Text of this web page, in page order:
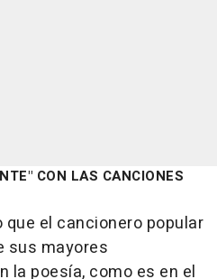
CON LAS CANCIONES
el cancionero popular
sus mayores
la poesía, como es en el